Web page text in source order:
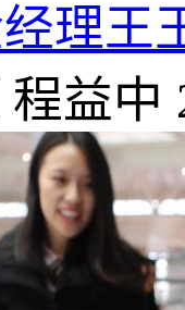
理王
程益中